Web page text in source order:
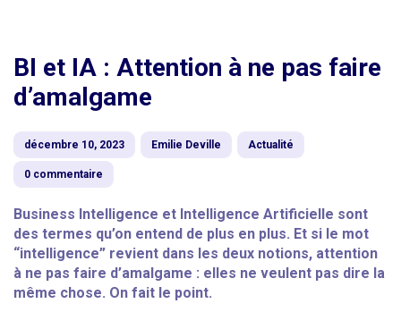
BI et IA : Attention à ne pas faire
d’amalgame
décembre 10, 2023 Emilie Deville Actualité
0 commentaire
Business Intelligence et Intelligence Artificielle sont
des termes qu’on entend de plus en plus. Et si le mot
“intelligence” revient dans les deux notions, attention
à ne pas faire d’amalgame : elles ne veulent pas dire la
même chose. On fait le point.